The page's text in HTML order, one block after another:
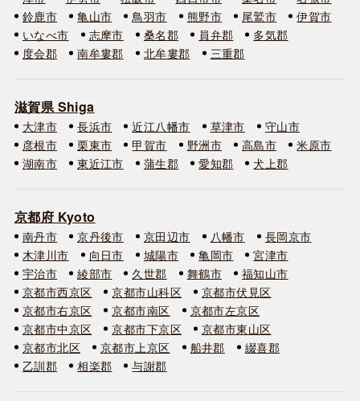
鈴鹿市
亀山市 鳥羽市 熊野市 尾鷲市
伊賀市
いなべ市
志摩市 桑名郡 員弁郡
多気郡
度会郡
南牟婁郡 北牟婁郡 三重郡
滋賀県 Shiga
大津市 長浜市 近江八幡市 草津市
守山市
彦根市
栗東市 甲賀市 野洲市 高島市
米原市
湖南市
東近江市 蒲生郡 愛知郡 犬上郡
京都府 Kyoto
南丹市 京丹後市 京田辺市 八幡市
長岡京市
木津川市
向日市 城陽市 亀岡市
宮津市
宇治市
綾部市 久世郡 舞鶴市
福知山市
京都市西京区
京都市山科区
京都市伏見区
京都市右京区
京都市南区
京都市左京区
京都市中京区
京都市下京区
京都市東山区
京都市北区
京都市上京区 船井郡
綴喜郡
乙訓郡
相楽郡 与謝郡